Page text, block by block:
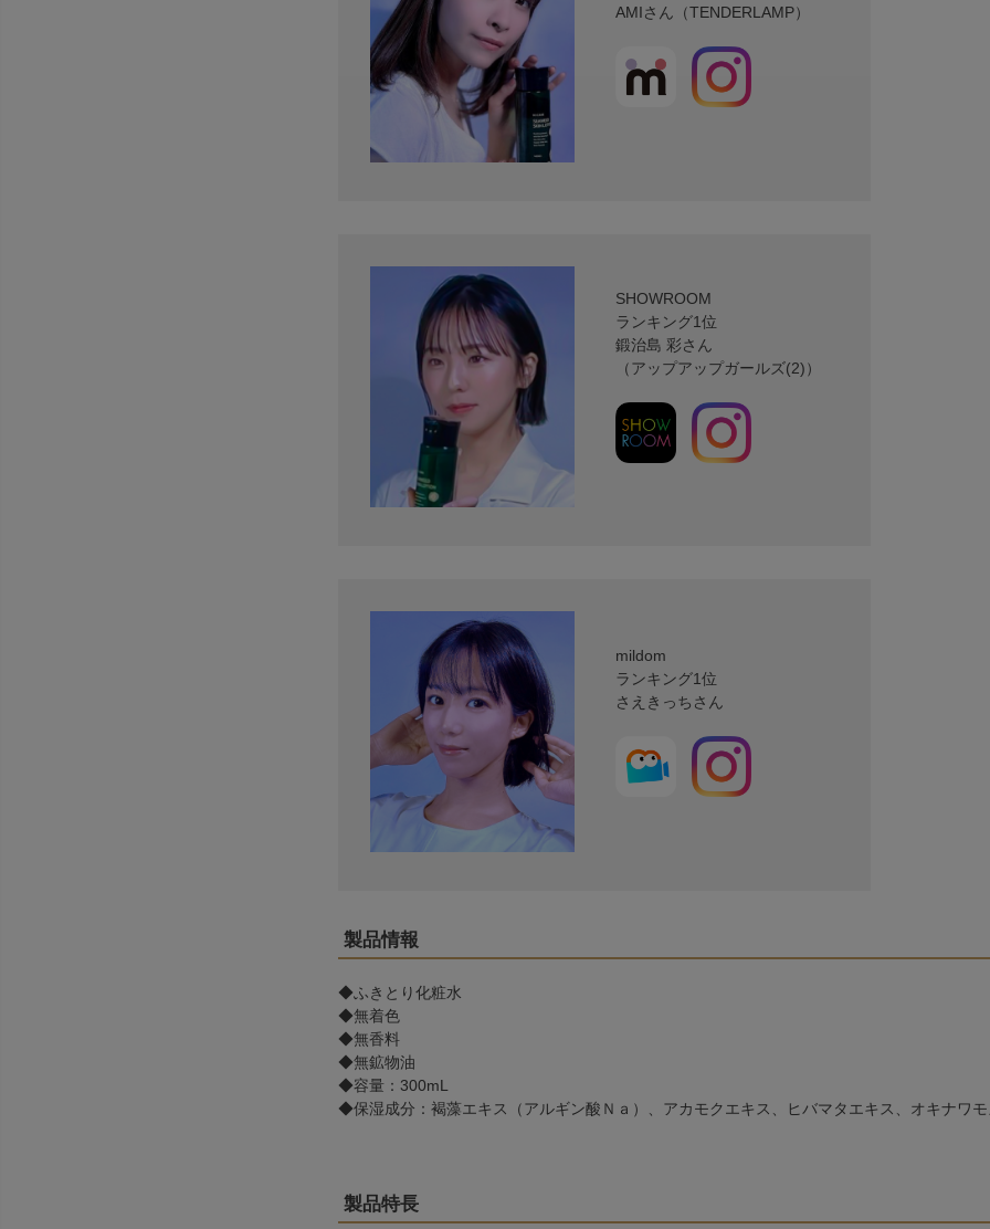
AMIさん（TENDERLAMP）
SHOWROOM
ランキング1位
鍛治島 彩さん
（アップアップガールズ(2)）
mildom
ランキング1位
さえきっちさん
製品情報
◆ふきとり化粧水
◆無着色
◆無香料
◆無鉱物油
◆容量：300mL
◆保湿成分：褐藻エキス（アルギン酸Ｎａ）、アカモクエキス、ヒバマタエキス、オキナワ
製品特長